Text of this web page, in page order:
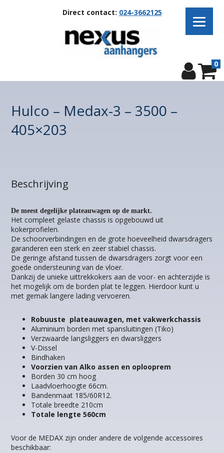
Direct contact: 024-3662125
0
Hulco – Medax-3 – 3500 –
405×203
Beschrijving
De meest degelijke plateauwagen op de markt.
Het compleet gelaste chassis is opgebouwd uit
kokerprofielen.
De schoorverbindingen en de grote hoeveelheid dwarsdragers
garanderen een sterk en zeer stabiel chassis.
De geringe afstand tussen de dwarsdragers zorgt voor een
goede ondersteuning van de vloer.
Dankzij de unieke uittrekkokers aan de voor- en achterzijde is
het mogelijk om de borden plat te leggen. Hierdoor kunt u
met gemak langere lading vervoeren.
Robuuste plateauwagen, met vakwerkchassis
Aluminium borden met spansluitingen (Tiko)
Verzwaarde langsliggers en dwarsliggers
V-Dissel
Bindhaken
Voorzien van Alko assen en oplooprem
Borden 30 cm hoog
Laadvloerhoogte 66cm.
Bandenmaat 185/60R12.
Totale breedte 210cm
Totale lengte 560cm
Voor de MEDAX zijn onder andere de volgende accessoires
beschikbaar: